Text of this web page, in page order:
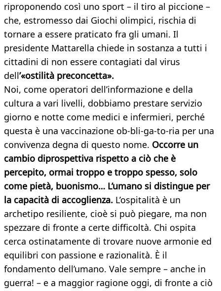
riproponendo così uno sport – il tiro al piccione –
che, estromesso dai Giochi olimpici, rischia di
tornare a essere praticato fra gli umani. Il
presidente Mattarella chiede in sostanza a tutti i
cittadini di non essere contagiati dal virus
dell’«ostilità preconcetta».
Noi, come operatori dell’informazione e della
cultura a vari livelli, dobbiamo prestare servizio
giorno e notte come medici e infermieri, perché
questa è una vaccinazione ob-bli-ga-to-ria per una
convivenza degna di questo nome. Occorre un
cambio diprospettiva rispetto a ciò che è
percepito, ormai troppo e troppo spesso, solo
come pietà, buonismo… L’umano si distingue per
la capacità di accoglienza. L’ospitalità è un
archetipo resiliente, cioè si può piegare, ma non
spezzare di fronte a certe difficoltà. Chi ospita
cerca ostinatamente di trovare nuove armonie ed
equilibri con passione e razionalità. È il
fondamento dell’umano. Vale sempre – anche in
guerra! – e a maggior ragione oggi, di fronte a ciò